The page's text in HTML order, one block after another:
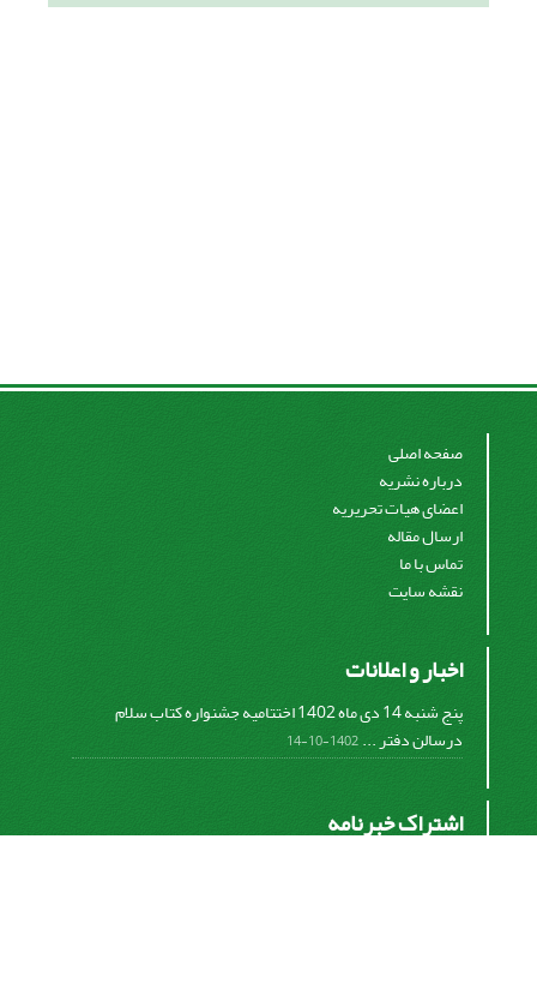
صفحه اصلی
درباره نشریه
اعضای هیات تحریریه
ارسال مقاله
تماس با ما
نقشه سایت
اخبار و اعلانات
پنج شنبه 14 دی ماه 1402 اختتامیه جشنواره کتاب سلام
درسالن دفتر ...1402-10-14
اشتراک خبرنامه